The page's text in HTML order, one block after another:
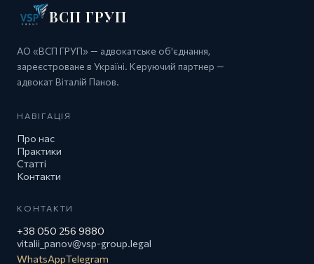
ВСП ГРУП
АО «ВСП ГРУП» — адвокатське об'єднання,
зареєстроване в Україні. Керуючий партнер —
адвокат Віталій Панов.
НАВІГАЦІЯ
Про нас
Практики
Статті
Контакти
КОНТАКТИ
+38 050 256 9880
vitalii_panov@vsp-group.legal
WhatsAppTelegram